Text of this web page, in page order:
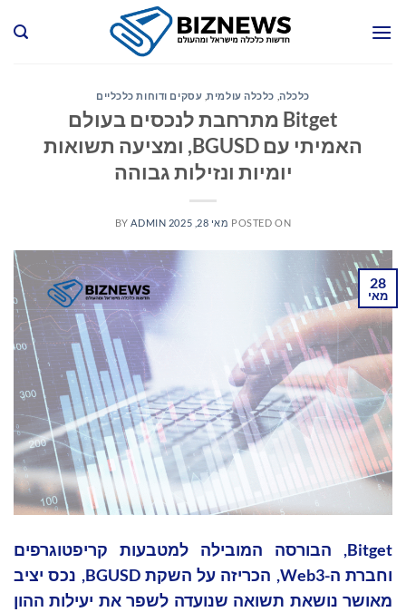
כלכלה, כלכלה עולמית, עסקים ודוחות כלכליים
Bitget מתרחבת לנכסים בעולם
האמיתי עם BGUSD, ומציעה תשואות
יומיות ונזילות גבוהה
POSTED ON מאי 28, 2025 BY ADMIN
28
מאי
Bitget, הבורסה המובילה למטבעות קריפטוגרפים
וחברת ה-Web3, הכריזה על השקת BGUSD, נכס יציב
מאושר נושאת תשואה שנועדה לשפר את יעילות ההון